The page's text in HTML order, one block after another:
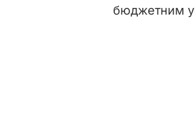
бюджетним